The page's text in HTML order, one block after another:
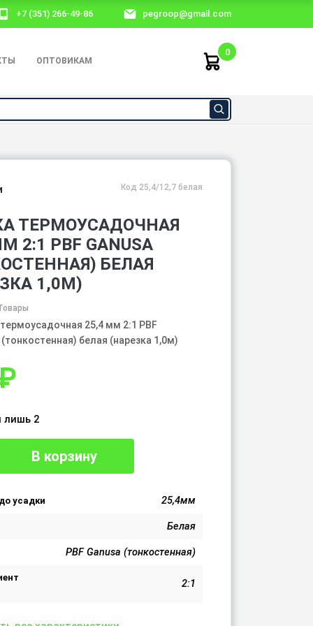
+7 (351) 266-49-86 pegroop@gmail.com
ОПТОВИКАМ
0
Код 25,4/12,7 белая
ТЕРМОУСАДОЧНАЯ
2:1 PBF GANUSA
БЕЛАЯ
1,0М)
25,4 мм 2:1 PBF
(тонкостенная) белая (нарезка 1,0м)
лишь 2
В корзину
усадки 25,4мм
Белая
PBF Ganusa (тонкостенная)
2:1